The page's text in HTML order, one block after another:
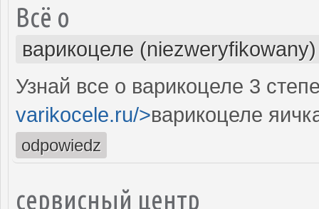
Всё о
варикоцеле (niezweryfikowany)
Узнай все о варикоцеле 3
varikocele.ru/>варикоцеле
odpowiedz
сервисный центр